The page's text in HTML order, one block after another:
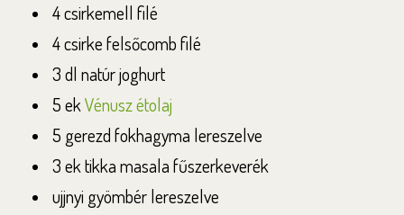
4 csirkemell filé
4 csirke felsőcomb filé
3 dl natúr joghurt
5 ekVénusz étolaj
5 gerezd fokhagyma lereszelve
3 ek tikka masala fűszerkeverék
ujjnyi gyömbér lereszelve